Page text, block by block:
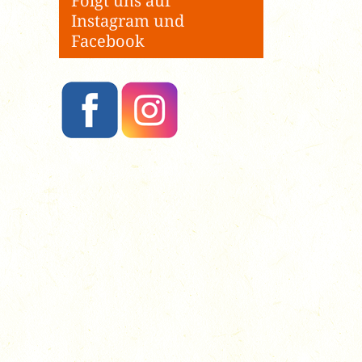
Instagram und
Facebook